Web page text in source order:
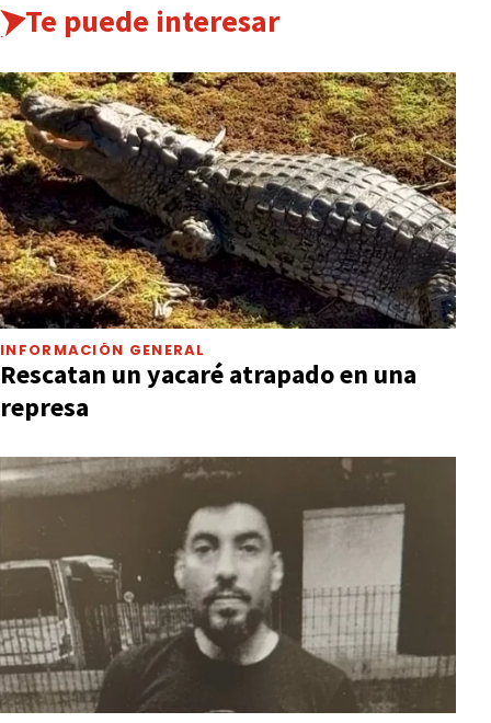
Te puede interesar
INFORMACIÓN GENERAL
Rescatan un yacaré atrapado en una
represa